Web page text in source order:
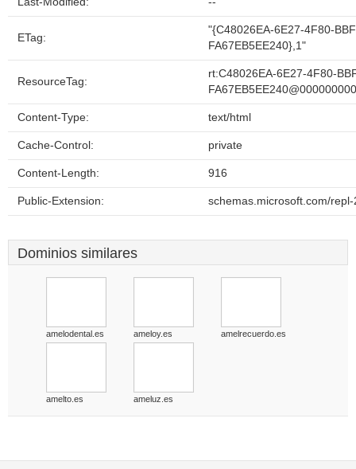
ETag:
"{C48026EA-6E27-4F80-
FA67EB5EE240},1"
ResourceTag:
rt:C48026EA-6E27-4F80-
Content-Type: text/html
Cache-Control: private
Content-Length: 916
Public-Extension: schemas.microsoft.com/repl-
Dominios similares
amelodental.es ameloy.es amelrecuerdo.es
amelto.es ameluz.es